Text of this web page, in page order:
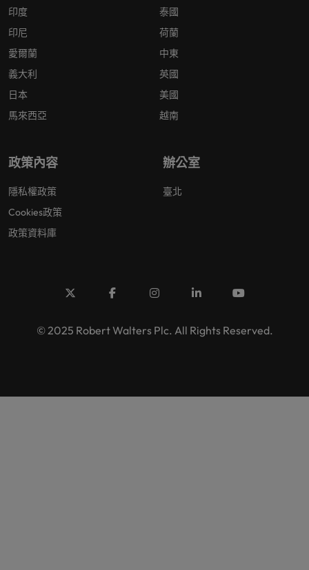
印度
印尼
愛爾蘭
義大利
日本
馬來西亞
泰國
荷蘭
中東
英國
美國
越南
政策內容
隱私權政策
Cookies政策
政策資料庫
辦公室
臺北
© 2025 Robert Walters Plc. All Rights Reserved.